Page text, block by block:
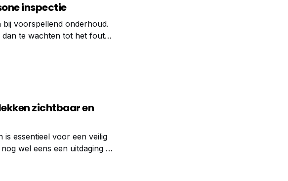
inspectie
voorspellend onderhoud.
te wachten tot het fout
zichtbaar en
essentieel voor een veilig
wel eens een uitdaging te
detectiemethoden zijn